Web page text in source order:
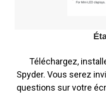
Téléchargez,
Spyder. Vous serez
questions sur votre